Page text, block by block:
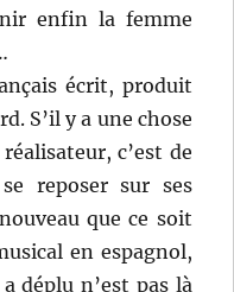
enfin la femme
écrit, produit
S’il y a une chose
c’est de
reposer sur ses
que ce soit
en espagnol,
déplu n’est pas là